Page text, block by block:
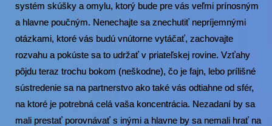
systém skúšky a omylu, ktorý bude pre vás veľmi prínosným
a hlavne poučným. Nenechajte sa znechutiť nepríjemnými
otázkami, ktoré vás budú vnútorne vytáčať, zachovajte
rozvahu a pokúste sa to udržať v priateľskej rovine. Vzťahy
pôjdu teraz trochu bokom (neškodne), čo je fajn, lebo prílišné
sústredenie sa na partnerstvo ako také vás odtiahne od sfér,
na ktoré je potrebná celá vaša koncentrácia. Nezadaní by sa
mali prestať porovnávať s inými a hlavne by sa nemali hrať na